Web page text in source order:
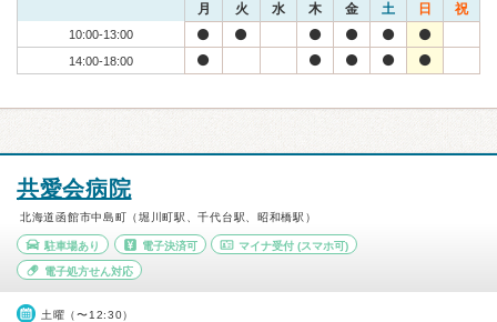
月 火 水 木 金 土 日 祝
10:00-13:00
14:00-18:00
共愛会病院
北海道函館市中島町（堀川町駅、千代台駅、昭和橋駅）
駐車場あり 電子決済可 マイナ受付 (スマホ可)
電子処方せん対応
土曜（〜12:30）